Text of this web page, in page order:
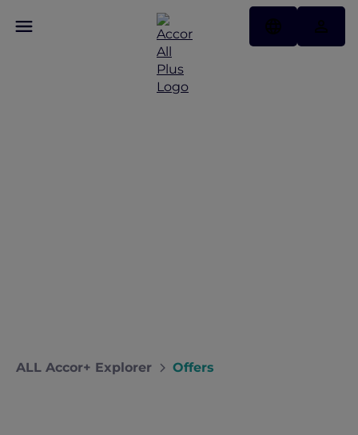
ALL Accor+ Explorer Offers